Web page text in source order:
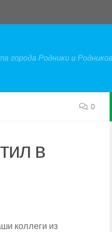
города Родники и
0
в
коллеги из